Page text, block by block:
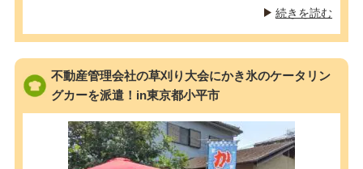
続きを読む
不動産管理会社の草刈り大会にかき氷のケータリン
グカーを派遣！in東京都小平市